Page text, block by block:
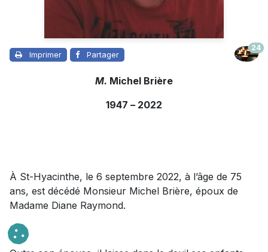
Imprimer Partager
24
M. Michel Brière
1947 – 2022
À St-Hyacinthe, le 6 septembre 2022, à l’âge de 75
ans, est décédé Monsieur Michel Brière, époux de
Madame Diane Raymond.